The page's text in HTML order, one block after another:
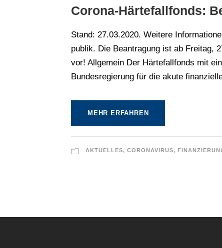
Corona-Härtefallfonds:
Stand: 27.03.2020. Weitere
publik. Die Beantragung ist ab Freitag,
vor! Allgemein Der Härtefallfonds mit
Bundesregierung für die akute
MEHR ERFAHREN
AKTUELLES, CORONAVIRUS,